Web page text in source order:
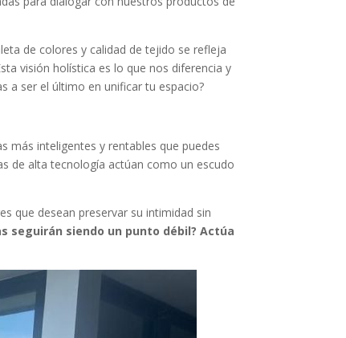
de colores y calidad de tejido se refleja
visión holística es lo que nos diferencia y
a ser el último en unificar tu espacio?
más inteligentes y rentables que puedes
de alta tecnología actúan como un escudo
que desean preservar su intimidad sin
seguirán siendo un punto débil? Actúa